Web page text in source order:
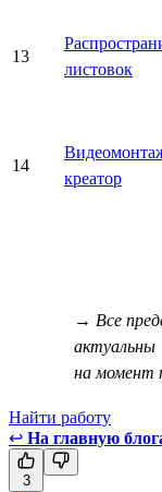
13
листовок
14
креатор
→ Все
актуальны
на момент
Найти работу
↩ На главную
3